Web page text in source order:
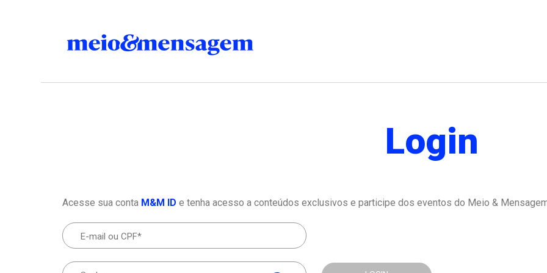
Login
Acesse sua conta M&M ID e tenha acesso a conteúdos exclusivos e participe dos eventos do Meio &